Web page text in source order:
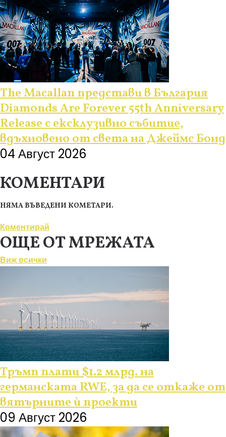
The Macallan представи в България
Diamonds Are Forever 55th Anniversary
Release с ексклузивно събитие,
вдъхновено от света на Джеймс Бонд
04 Август 2026
КОМЕНТАРИ
НЯМА ВЪВЕДЕНИ КОМЕТАРИ.
Коментирай
ОЩЕ ОТ МРЕЖАТА
Виж всички
Тръмп плати $1.2 млрд. на
германската RWE, за да се откаже от
вятърните ѝ проекти
09 Август 2026